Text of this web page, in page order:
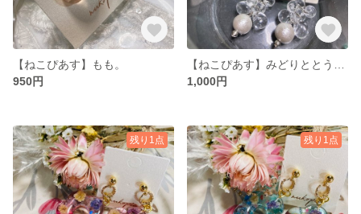
【ねこぴあす】もも。
950円
1,000円
残り1点 残り1点